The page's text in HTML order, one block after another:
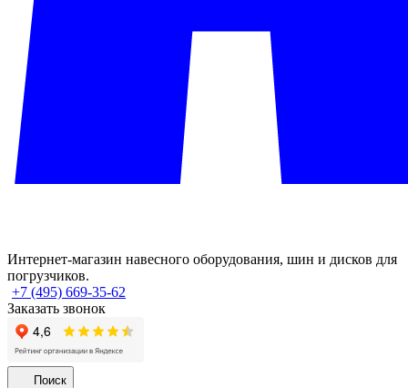
Интернет-магазин навесного оборудования, шин и дисков для
погрузчиков.
+7 (495) 669-35-62
Заказать звонок
Поиск